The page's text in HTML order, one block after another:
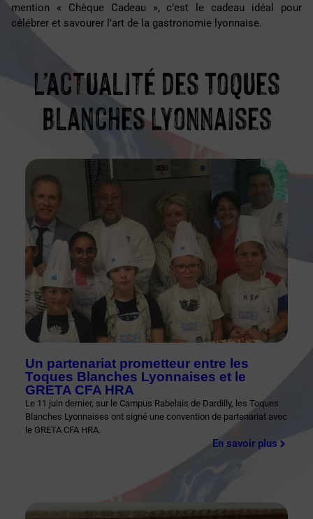
mention « Chèque Cadeau », c’est le cadeau idéal pour
célébrer et savourer l’art de la gastronomie lyonnaise.
L’actualité des Toques
Blanches Lyonnaises
Un partenariat prometteur entre les
Toques Blanches Lyonnaises et le
GRETA CFA HRA
Le 11 juin dernier, sur le Campus Rabelais de Dardilly, les Toques
Blanches Lyonnaises ont signé une convention de partenariat avec
le GRETA CFA HRA.
En savoir plus